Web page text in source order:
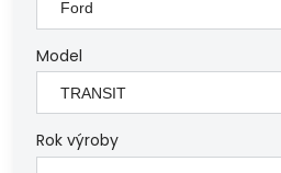
Model
Rok výroby